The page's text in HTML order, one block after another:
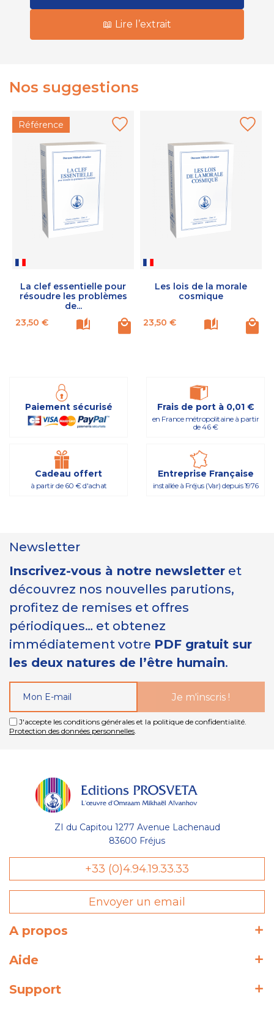
📖 Lire l’extrait
Nos suggestions
Référence
La clef essentielle pour
résoudre les problèmes
de...
Prix
23,50 €
Les lois de la morale
cosmique
Prix
23,50 €
Paiement sécurisé Frais de port à 0,01 €
en France métropolitaine à partir
de 46 €
Cadeau offert
à partir de 60 € d'achat
Entreprise Française
installée à Fréjus (Var) depuis 1976
Newsletter
Inscrivez-vous à notre newsletter et
découvrez nos nouvelles parutions,
profitez de remises et offres
périodiques… et obtenez
immédiatement votre PDF gratuit sur
les deux natures de l’être humain.
J'accepte les conditions générales et la politique de confidentialité.
Protection des données personnelles.
ZI du Capitou 1277 Avenue Lachenaud
83600 Fréjus
+33 (0)4.94.19.33.33
Envoyer un email
A propos
Aide
Support